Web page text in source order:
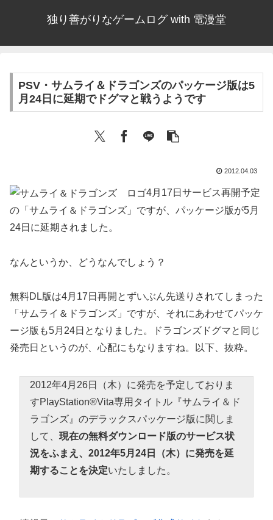
独り善がりなゲームログ with 電漫堂
PSV・サムライ＆ドラゴンズのパッケージ版は5
月24日に延期でドグマと戦うようです
2012.04.03
4月17日サービス再開予定
の「サムライ＆ドラゴンズ」ですが、パッケージ版が5月
24日に延期されました。
なんというか、どうなんでしょう？
無料DL版は4月17日再開とずいぶん先送りされてしまった
「サムライ＆ドラゴンズ」ですが、それにあわせてパッケ
ージ版も5月24日となりました。ドラゴンズドグマと同じ
発売日というのが、心配にもなりますね。以下、抜粋。
2012年4月26日（木）に発売を予定しておりま
すPlayStation®Vita専用タイトル『サムライ＆ド
ラゴンズ』のデラックスパッケージ版に関しま
して、 現在の無料ダウンロード版のサービス状
況をふまえ、2012年5月24日（木）に発売を延
期することを決定いたしました。